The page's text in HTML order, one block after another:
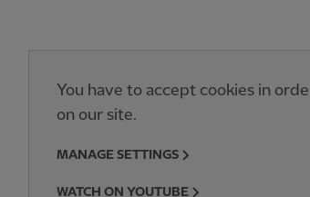
You have to accept cookies in
on our site.
MANAGE SETTINGS
WATCH ON YOUTUBE